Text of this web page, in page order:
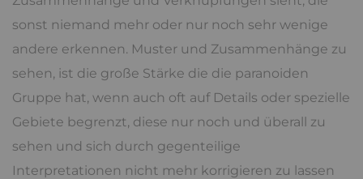
sonst niemand mehr oder nur noch sehr wenige
andere erkennen. Muster und Zusammenhänge zu
sehen, ist die große Stärke die die paranoiden
Gruppe hat, wenn auch oft auf Details oder spezielle
Gebiete begrenzt, diese nur noch und überall zu
sehen und sich durch gegenteilige
Interpretationen nicht mehr korrigieren zu lassen